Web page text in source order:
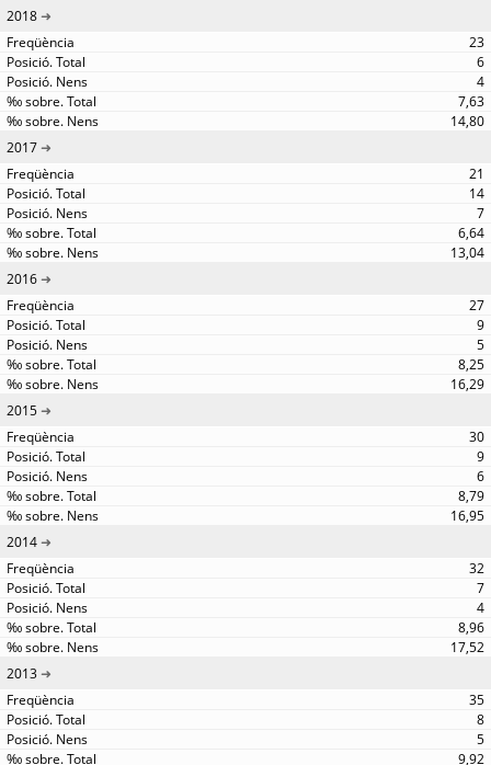
2018
23
6
4
7,63
14,80
2017
21
14
7
6,64
13,04
2016
27
9
5
8,25
16,29
2015
30
9
6
8,79
16,95
2014
32
7
4
8,96
17,52
2013
35
8
5
9,92